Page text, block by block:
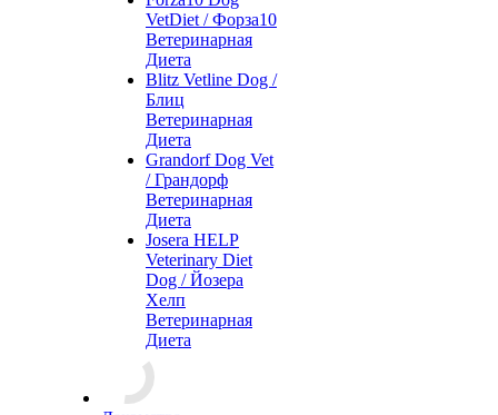
VetDiet / Форза10
Ветеринарная
Диета
Blitz Vetline Dog /
Блиц
Ветеринарная
Диета
Grandorf Dog Vet
/ Грандорф
Ветеринарная
Диета
Josera HELP
Veterinary Diet
Dog / Йозера
Хелп
Ветеринарная
Диета